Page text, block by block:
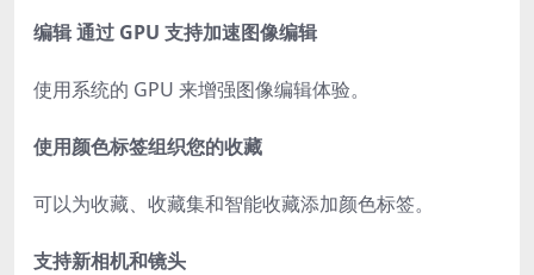
编辑 通过 GPU 支持加速图像编辑
使用系统的 GPU 来增强图像编辑体验。
使用颜色标签组织您的收藏
可以为收藏、收藏集和智能收藏添加颜色标签。
支持新相机和镜头